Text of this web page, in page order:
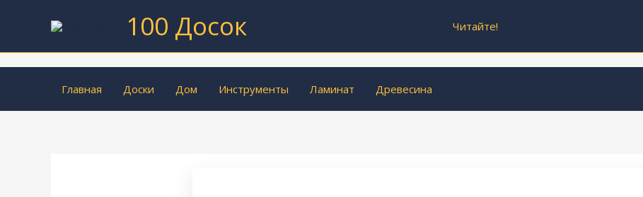
100 Досок Читайте!
Главная Доски Дом Инструменты Ламинат Древесина